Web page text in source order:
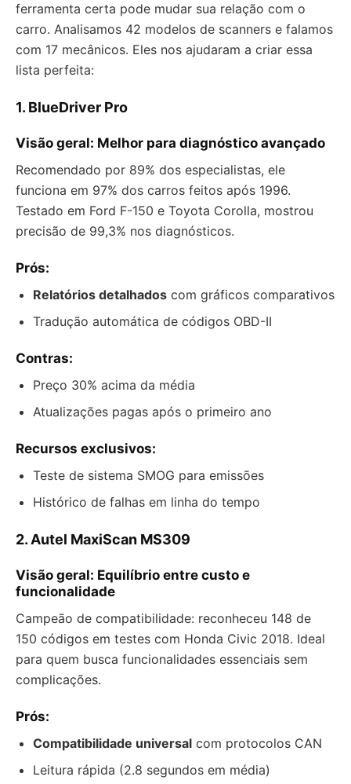
ferramenta certa pode mudar sua relação com o
carro. Analisamos 42 modelos de scanners e falamos
com 17 mecânicos. Eles nos ajudaram a criar essa
lista perfeita:
1. BlueDriver Pro
Visão geral: Melhor para diagnóstico avançado
Recomendado por 89% dos especialistas, ele
funciona em 97% dos carros feitos após 1996.
Testado em Ford F-150 e Toyota Corolla, mostrou
precisão de 99,3% nos diagnósticos.
Prós:
Relatórios detalhados com gráficos comparativos
Tradução automática de códigos OBD-II
Contras:
Preço 30% acima da média
Atualizações pagas após o primeiro ano
Recursos exclusivos:
Teste de sistema SMOG para emissões
Histórico de falhas em linha do tempo
2. Autel MaxiScan MS309
Visão geral: Equilíbrio entre custo e
funcionalidade
Campeão de compatibilidade: reconheceu 148 de
150 códigos em testes com Honda Civic 2018. Ideal
para quem busca funcionalidades essenciais sem
complicações.
Prós:
Compatibilidade universal com protocolos CAN
Leitura rápida (2.8 segundos em média)